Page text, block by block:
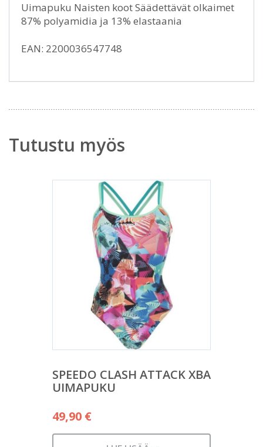
Uimapuku Naisten koot Säädettävät olkaimet
87% polyamidia ja 13% elastaania
EAN: 2200036547748
Tutustu myös
SPEEDO CLASH ATTACK XBA
UIMAPUKU
49,90 €